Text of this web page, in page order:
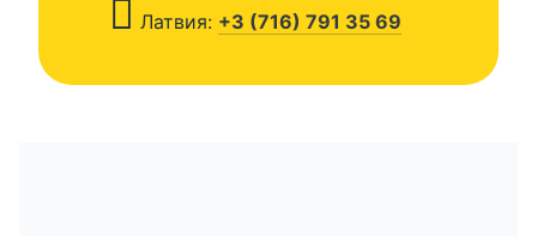
Латвия: +3 (716) 791 35 69